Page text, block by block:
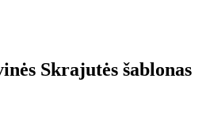
Skrajutės šablonas